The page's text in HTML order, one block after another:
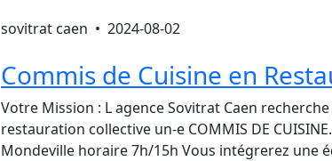
sovitrat caen • 2024-08-02
Commis de Cuisine en
Votre Mission : L agence Sovitrat Caen
restauration collective un-e COMMIS DE
Mondeville horaire 7h/15h Vous intégrerez une